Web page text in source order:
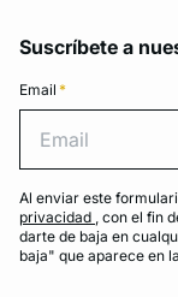
Suscríbete a
Email *
Al enviar este
privacidad , con el fin
darte de baja en
baja" que aparece en